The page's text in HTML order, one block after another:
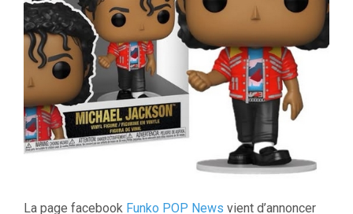
La page facebook Funko POP News vient d’annoncer